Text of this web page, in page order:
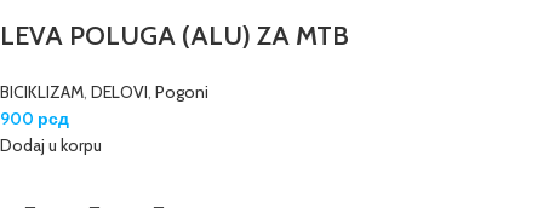
LEVA POLUGA (ALU) ZA MTB
BICIKLIZAM, DELOVI, Pogoni
900 рсд
Dodaj u korpu